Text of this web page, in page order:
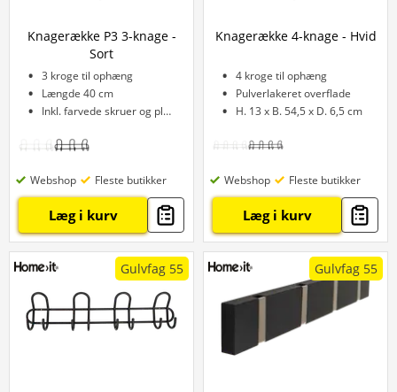
Knagerække P3 3-knage -
Sort
3 kroge til ophæng
Længde 40 cm
Inkl. farvede skruer og plugs
Webshop Fleste butikker
Læg i kurv
Knagerække 4-knage - Hvid
4 kroge til ophæng
Pulverlakeret overflade
H. 13 x B. 54,5 x D. 6,5 cm
Webshop Fleste butikker
Læg i kurv
Gulvfag 55 Gulvfag 55